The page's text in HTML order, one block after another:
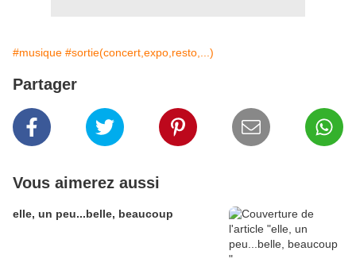
#musique #sortie(concert,expo,resto,...)
Partager
Vous aimerez aussi
elle, un peu...belle, beaucoup